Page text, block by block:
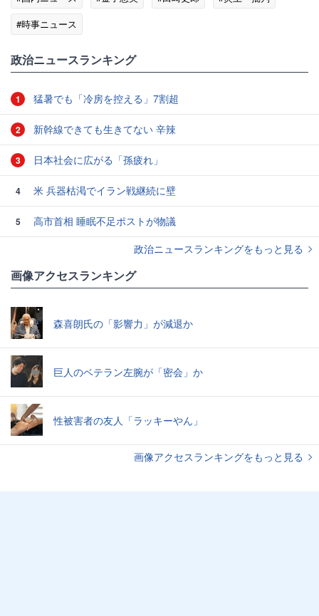
#時事ニュース
政治ニュースランキング
1 猛暑でも「冷房を控える」7割超
2 新幹線できても生きてない 辛辣
3 日本社会に広がる「孫疲れ」
4 米 兵器枯渇でイラン戦継続に壁
5
高市首相 睡眠不足ポストが物議
政治ニュースランキングをもっと見る
画像アクセスランキング
森喜朗氏の「影響力」が減退か
巨人のベテラン左腕が「密会」か
性被害者の友人「ラッキーやん」
画像アクセスランキングをもっと見る